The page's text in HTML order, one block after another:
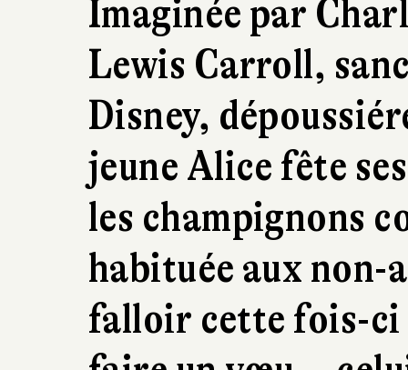
Imaginée par
Lewis Carroll,
Disney,
jeune Alice fête
les champignons
habituée aux non-
falloir cette fois-ci